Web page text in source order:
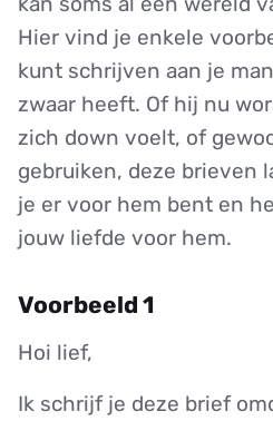
Hier vind je enkele
kunt schrijven aan je
zwaar heeft. Of hij nu
zich down voelt, of
gebruiken, deze brieven
je er voor hem bent en
jouw liefde voor hem.
Voorbeeld 1
Hoi lief,
Ik schrijf je deze brief